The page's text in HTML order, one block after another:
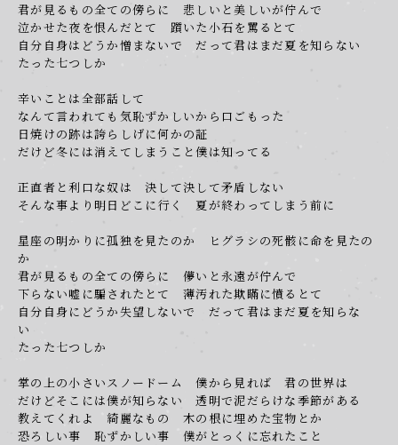
OK
君が見るもの全ての傍らに 悲しいと美しいが佇んで
泣かせた夜を恨んだとて 躓いた小石を罵るとて
自分自身はどうか憎まないで だって君はまだ夏を知らない
たった七つしか
辛いことは全部話して
なんて言われても気恥ずかしいから口ごもった
日焼けの跡は誇らしげに何かの証
だけど冬には消えてしまうこと僕は知ってる
正直者と利口な奴は 決して決して矛盾しない
そんな事より明日どこに行く 夏が終わってしまう前に
星座の明かりに孤独を見たのか ヒグラシの死骸に命を見たの
か
君が見るもの全ての傍らに 儚いと永遠が佇んで
下らない嘘に騙されたとて 薄汚れた欺瞞に憤るとて
自分自身にどうか失望しないで だって君はまだ夏を知らな
い
たった七つしか
掌の上の小さいスノードーム 僕から見れば 君の世界は
だけどそこには僕が知らない 透明で泥だらけな季節がある
教えてくれよ 綺麗なもの 木の根に埋めた宝物とか
恐ろしい事 恥ずかしい事 僕がとっくに忘れたこと